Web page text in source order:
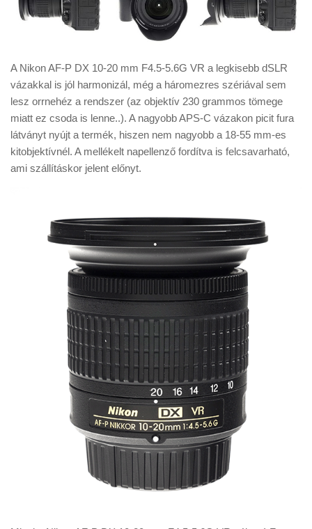
A Nikon AF-P DX 10-20 mm F4.5-5.6G VR a legkisebb dSLR
vázakkal is jól harmonizál, még a háromezres szériával sem
lesz orrnehéz a rendszer (az objektív 230 grammos tömege
miatt ez csoda is lenne..). A nagyobb APS-C vázakon picit fura
látványt nyújt a termék, hiszen nem nagyobb a 18-55 mm-es
kitobjektívnél. A mellékelt napellenző fordítva is felcsavarható,
ami szállításkor jelent előnyt.